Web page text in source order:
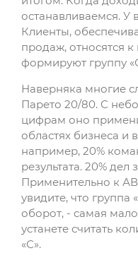
останавливаемся. У
Клиенты,
продаж, относятся к
формируют группу
Наверняка многие
Парето 20/80. С
цифрам оно
областях бизнеса и
например, 20%
результата. 20%
Применительно к
увидите, что
оборот, - самая
устанете считать
«С».